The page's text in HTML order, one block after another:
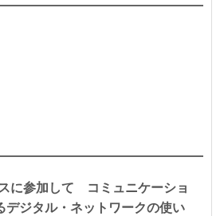
に参加して コミュニケーショ
デジタル・ネットワークの使い